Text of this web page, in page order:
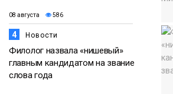
08 августа 586
4 Новости
Филолог назвала «нишевый»
главным кандидатом на звание
слова года